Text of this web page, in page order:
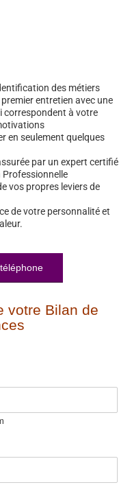
des métiers
entretien avec une
correspondent à votre
en seulement quelques
par un expert certifié
vos propres leviers de
de votre personnalité et
votre Bilan de